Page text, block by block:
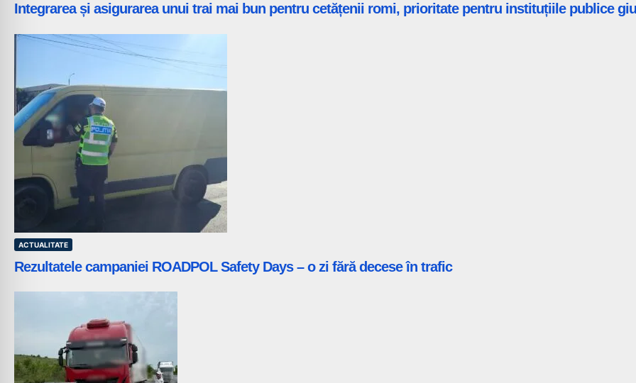
Integrarea și asigurarea unui trai mai bun pentru cetățenii romi, prioritate pentru instituțiile publice
ACTUALITATE
Rezultatele campaniei ROADPOL Safety Days – o zi fără decese în trafic